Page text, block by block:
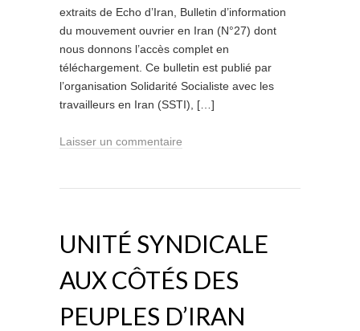
extraits de Echo d’Iran, Bulletin d’information
du mouvement ouvrier en Iran (N°27) dont
nous donnons l’accès complet en
téléchargement. Ce bulletin est publié par
l’organisation Solidarité Socialiste avec les
travailleurs en Iran (SSTI), […]
Laisser un commentaire
UNITÉ SYNDICALE
AUX CÔTÉS DES
PEUPLES D’IRAN